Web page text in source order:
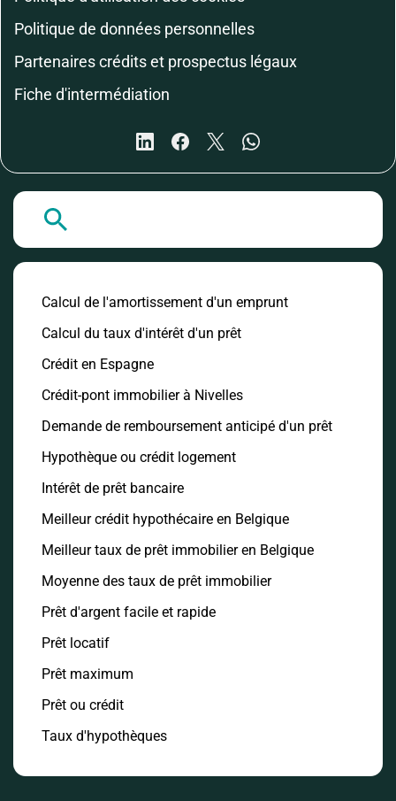
Politique de données personnelles
Partenaires crédits et prospectus légaux
Fiche d'intermédiation
Calcul de l'amortissement d'un emprunt
Calcul du taux d'intérêt d'un prêt
Crédit en Espagne
Crédit-pont immobilier à Nivelles
Demande de remboursement anticipé d'un prêt
Hypothèque ou crédit logement
Intérêt de prêt bancaire
Meilleur crédit hypothécaire en Belgique
Meilleur taux de prêt immobilier en Belgique
Moyenne des taux de prêt immobilier
Prêt d'argent facile et rapide
Prêt locatif
Prêt maximum
Prêt ou crédit
Taux d'hypothèques